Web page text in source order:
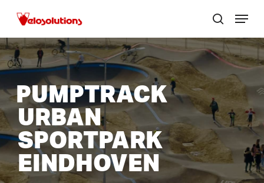
main
content
zoek
Menu
PUMPTRACK
URBAN
SPORTPARK
EINDHOVEN
Menu